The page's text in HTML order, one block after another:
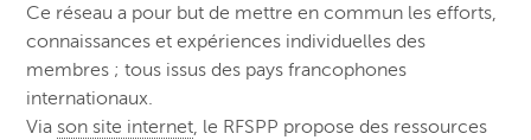
Ce réseau a pour but de mettre en commun les efforts,
connaissances et expériences individuelles des
membres ; tous issus des pays francophones
internationaux.
Via son site internet, le RFSPP propose des ressources